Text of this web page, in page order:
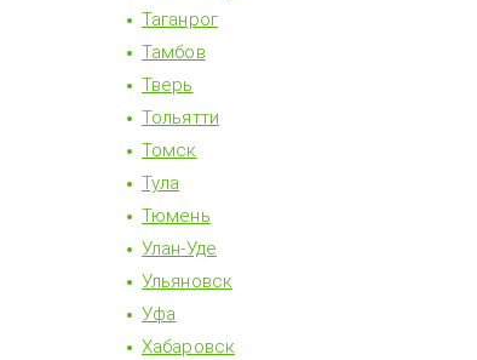
Таганрог
Тамбов
Тверь
Тольятти
Томск
Тула
Тюмень
Улан-Уде
Ульяновск
Уфа
Хабаровск